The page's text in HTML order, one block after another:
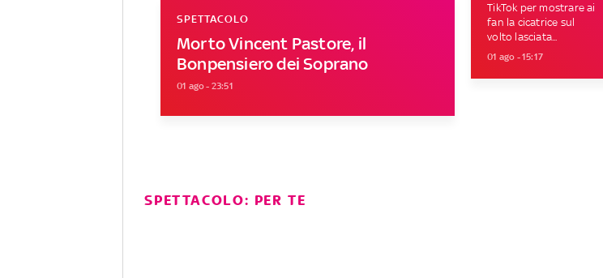
Morto Vincent Pastore, il
Bonpensiero dei Soprano
SPETTACOLO
01 ago - 23:51
TikTok per mostrare ai
fan la cicatrice sul
volto lasciata...
01 ago - 15:17
SPETTACOLO: PER TE